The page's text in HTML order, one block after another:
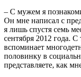
– С мужем я
Он мне написал с
я лишь спустя семь
сентября 2012 года.
вспоминает
половинку в
представляете, как